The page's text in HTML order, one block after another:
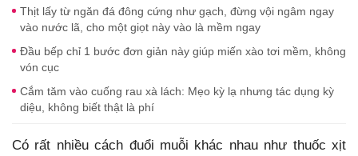
Thịt lấy từ ngăn đá đông cứng như gạch, đừng vội ngâm ngay
vào nước lã, cho một giọt này vào là mềm ngay
Đầu bếp chỉ 1 bước đơn giản này giúp miến xào tơi mềm, không
vón cục
Cắm tăm vào cuống rau xà lách: Mẹo kỳ lạ nhưng tác dụng kỳ
diệu, không biết thật là phí
Có rất nhiều cách đuổi muỗi khác nhau như thuốc xịt